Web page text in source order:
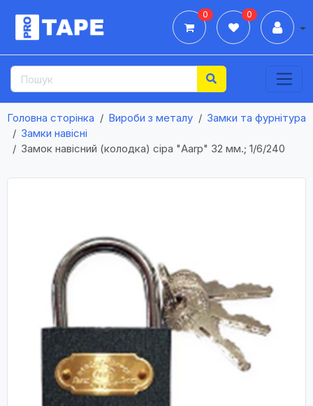
0 0
Головна сторінка Вироби з металу
Замки та фурнітура
Замки навісні
Замок навісний (колодка) сіра "Aarp" 32 мм.; 1/6/240